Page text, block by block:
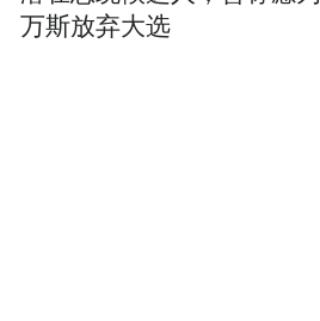
万斯放弃大选